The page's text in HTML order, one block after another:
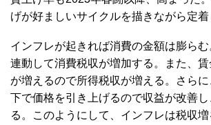
げが好ましいサイクルを描きながら定着
インフレが起きれば消費の金額は膨ら
連動して消費税収が増加する。また、
が増えるので所得税収が増える。さら
下で価格を引き上げるので収益が改善し
る。このようにして、インフレは税収